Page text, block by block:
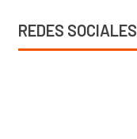
REDES SOCIALES